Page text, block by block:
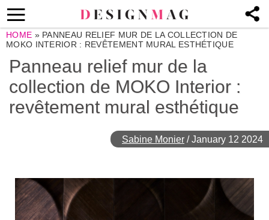
HOME » PANNEAU RELIEF MUR DE LA COLLECTION DE
MOKO INTERIOR : REVÊTEMENT MURAL ESTHÉTIQUE
Panneau relief mur de la
collection de MOKO Interior :
revêtement mural esthétique
Sabine Monier /January 12 2024